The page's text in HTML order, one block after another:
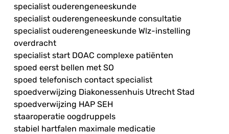
specialist ouderengeneeskunde
specialist ouderengeneeskunde consultatie
specialist ouderengeneeskunde Wlz-instelling
overdracht
specialist start DOAC complexe patiënten
spoed eerst bellen met SO
spoed telefonisch contact specialist
spoedverwijzing Diakonessenhuis Utrecht Stad
spoedverwijzing HAP SEH
staaroperatie oogdruppels
stabiel hartfalen maximale medicatie